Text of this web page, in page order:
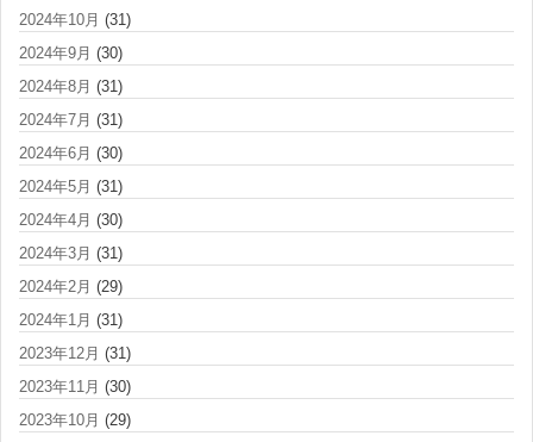
2024年10月 (31)
2024年9月 (30)
2024年8月 (31)
2024年7月 (31)
2024年6月 (30)
2024年5月 (31)
2024年4月 (30)
2024年3月 (31)
2024年2月 (29)
2024年1月 (31)
2023年12月 (31)
2023年11月 (30)
2023年10月 (29)